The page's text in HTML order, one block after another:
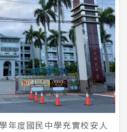
年度國民中學充實校安人